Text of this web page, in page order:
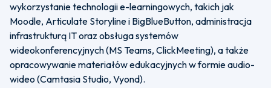
wykorzystanie technologii e-learningowych, takich jak
Moodle, Articulate Storyline i BigBlueButton, administracja
infrastrukturą IT oraz obsługa systemów
wideokonferencyjnych (MS Teams, ClickMeeting), a także
opracowywanie materiałów edukacyjnych w formie audio-
wideo (Camtasia Studio, Vyond).